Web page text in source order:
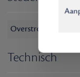
Technisch